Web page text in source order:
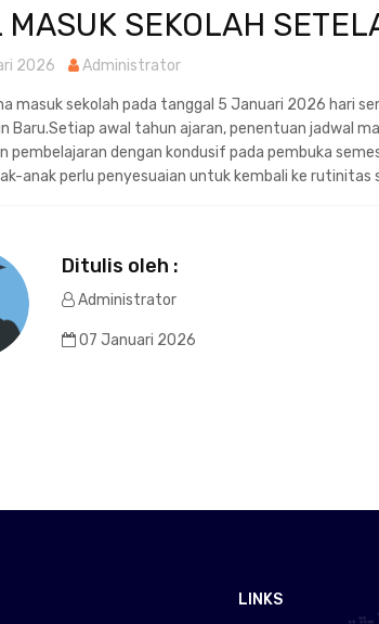
MASUK SEKOLAH
2026 Administrator
masuk sekolah pada tanggal 5 Januari 2026 hari
Baru.Setiap awal tahun ajaran, penentuan jadwal
pembelajaran dengan kondusif pada pembuka
anak perlu penyesuaian untuk kembali ke rutinitas
Ditulis oleh :
Administrator
07 Januari 2026
LINKS